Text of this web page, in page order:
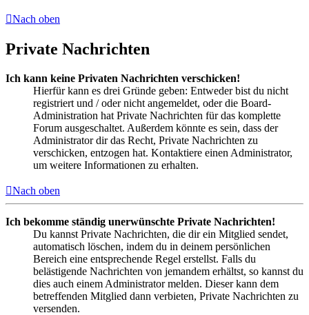
Nach oben
Private Nachrichten
Ich kann keine Privaten Nachrichten verschicken!
Hierfür kann es drei Gründe geben: Entweder bist du nicht
registriert und / oder nicht angemeldet, oder die Board-
Administration hat Private Nachrichten für das komplette
Forum ausgeschaltet. Außerdem könnte es sein, dass der
Administrator dir das Recht, Private Nachrichten zu
verschicken, entzogen hat. Kontaktiere einen Administrator,
um weitere Informationen zu erhalten.
Nach oben
Ich bekomme ständig unerwünschte Private Nachrichten!
Du kannst Private Nachrichten, die dir ein Mitglied sendet,
automatisch löschen, indem du in deinem persönlichen
Bereich eine entsprechende Regel erstellst. Falls du
belästigende Nachrichten von jemandem erhältst, so kannst du
dies auch einem Administrator melden. Dieser kann dem
betreffenden Mitglied dann verbieten, Private Nachrichten zu
versenden.